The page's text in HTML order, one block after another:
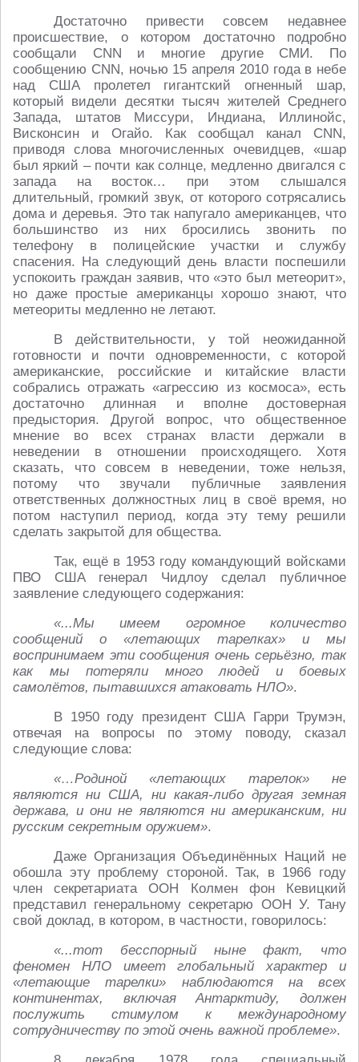
Достаточно привести совсем недавнее
происшествие, о котором достаточно подробно
сообщали CNN и многие другие СМИ. По
сообщению CNN, ночью 15 апреля 2010 года в небе
над США пролетел гигантский огненный шар,
который видели десятки тысяч жителей Среднего
Запада, штатов Миссури, Индиана, Иллинойс,
Висконсин и Огайо. Как сообщал канал CNN,
приводя слова многочисленных очевидцев, «шар
был яркий – почти как солнце, медленно двигался с
запада на восток… при этом слышался
длительный, громкий звук, от которого сотрясались
дома и деревья. Это так напугало американцев, что
большинство из них бросились звонить по
телефону в полицейские участки и службу
спасения. На следующий день власти поспешили
успокоить граждан заявив, что «это был метеорит»,
но даже простые американцы хорошо знают, что
метеориты медленно не летают.
В действительности, у той неожиданной
готовности и почти одновременности, с которой
американские, российские и китайские власти
собрались отражать «агрессию из космоса», есть
достаточно длинная и вполне достоверная
предыстория. Другой вопрос, что общественное
мнение во всех странах власти держали в
неведении в отношении происходящего. Хотя
сказать, что совсем в неведении, тоже нельзя,
потому что звучали публичные заявления
ответственных должностных лиц в своё время, но
потом наступил период, когда эту тему решили
сделать закрытой для общества.
Так, ещё в 1953 году командующий войсками
ПВО США генерал Чидлоу сделал публичное
заявление следующего содержания:
«...Мы имеем огромное количество
сообщений о «летающих тарелках» и мы
воспринимаем эти сообщения очень серьёзно, так
как мы потеряли много людей и боевых
самолётов, пытавшихся атаковать НЛО».
В 1950 году президент США Гарри Трумэн,
отвечая на вопросы по этому поводу, сказал
следующие слова:
«…Родиной «летающих тарелок» не
являются ни США, ни какая-либо другая земная
держава, и они не являются ни американским, ни
русским секретным оружием».
Даже Организация Объединённых Наций не
обошла эту проблему стороной. Так, в 1966 году
член секретариата ООН Колмен фон Кевицкий
представил генеральному секретарю ООН У. Тану
свой доклад, в котором, в частности, говорилось:
«...тот бесспорный ныне факт, что
феномен НЛО имеет глобальный характер и
«летающие тарелки» наблюдаются на всех
континентах, включая Антарктиду, должен
послужить стимулом к международному
сотрудничеству по этой очень важной проблеме».